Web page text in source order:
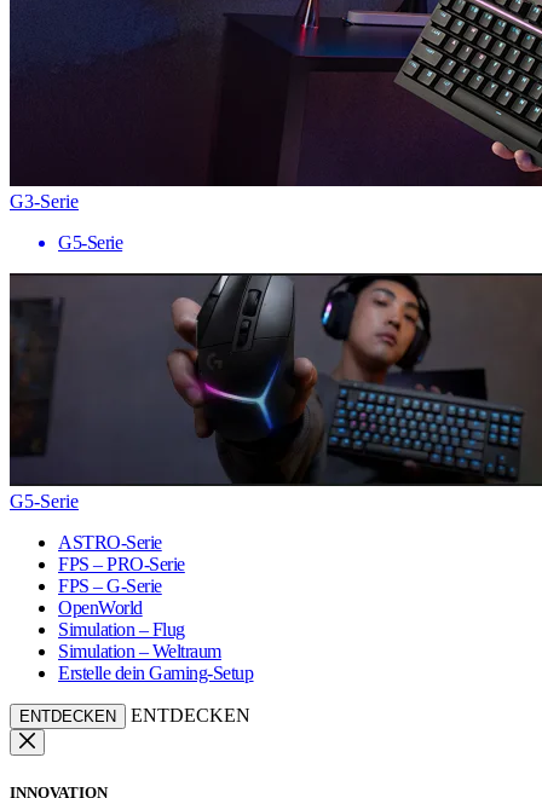
G3-Serie
G5-Serie
G5-Serie
ASTRO-Serie
FPS – PRO-Serie
FPS – G-Serie
OpenWorld
Simulation – Flug
Simulation – Weltraum
Erstelle dein Gaming-Setup
ENTDECKEN ENTDECKEN
INNOVATION